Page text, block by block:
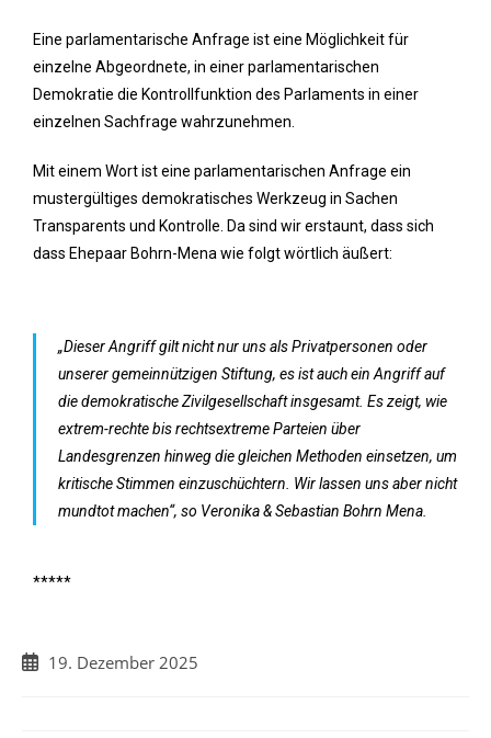
Eine parlamentarische Anfrage ist eine Möglichkeit für
einzelne Abgeordnete, in einer parlamentarischen
Demokratie die Kontrollfunktion des Parlaments in einer
einzelnen Sachfrage wahrzunehmen.
Mit einem Wort ist eine parlamentarischen Anfrage ein
mustergültiges demokratisches Werkzeug in Sachen
Transparents und Kontrolle. Da sind wir erstaunt, dass sich
dass Ehepaar Bohrn-Mena wie folgt wörtlich äußert:
„Dieser Angriff gilt nicht nur uns als Privatpersonen oder
unserer gemeinnützigen Stiftung, es ist auch ein Angriff auf
die demokratische Zivilgesellschaft insgesamt. Es zeigt, wie
extrem-rechte bis rechtsextreme Parteien über
Landesgrenzen hinweg die gleichen Methoden einsetzen, um
kritische Stimmen einzuschüchtern. Wir lassen uns aber nicht
mundtot machen“, so Veronika & Sebastian Bohrn Mena.
*****
19. Dezember 2025